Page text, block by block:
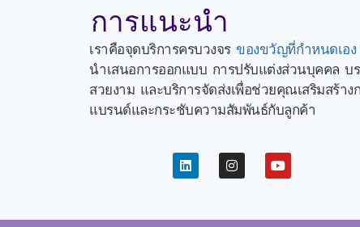
การแนะนำ
เราคือจุดบริการครบวงจร ของขวัญที่กำหนดเอง
นำเสนอการออกแบบ การปรับแต่งส่วนบุคคล
สวยงาม และบริการจัดส่งเพื่อช่วยคุณเสริมสร้าง
แบรนด์และกระชับความสัมพันธ์กับลูกค้า